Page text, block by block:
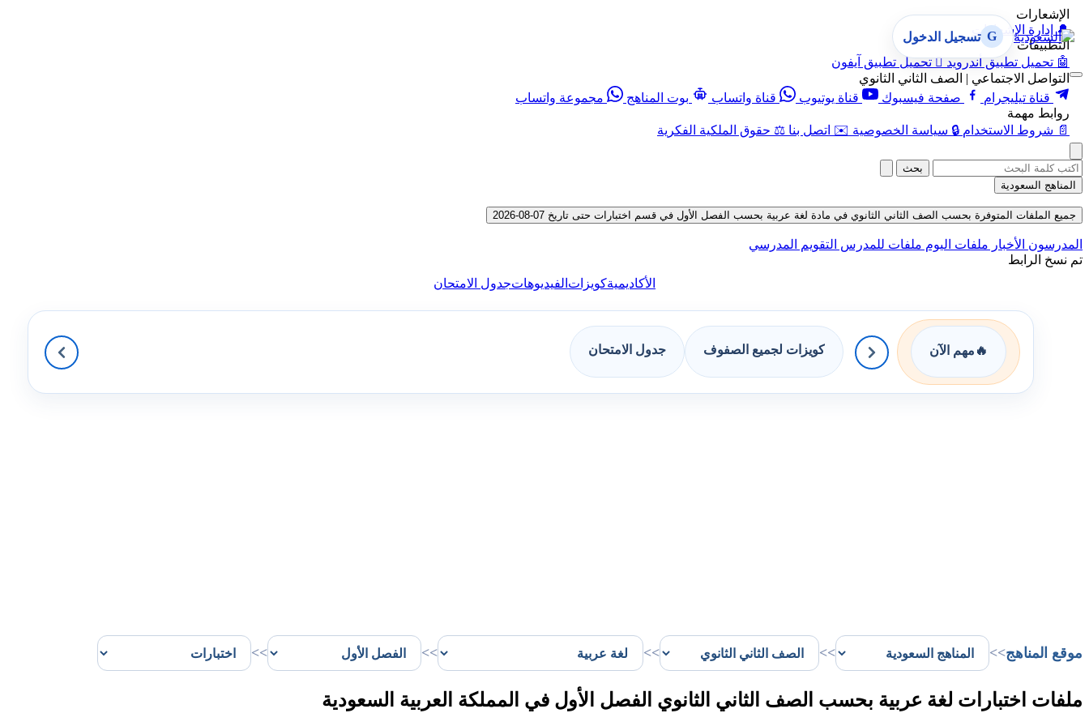
الإشعارات
🔔 إدارة الإشعارات
التطبيقات
🤖 تحميل تطبيق أندرويد  تحميل تطبيق آيفون
التواصل الاجتماعي | الصف الثاني الثانوي
قناة تيليجرام
صفحة فيسبوك قناة يوتيوب قناة واتساب بوت المناهج
مجموعة واتساب
روابط مهمة
📄 شروط الاستخدام 🔒 سياسة الخصوصية ✉️ اتصل بنا ⚖️ حقوق الملكية الفكرية
G تسجيل الدخول
بحث
المناهج السعودية
جميع الملفات المتوفرة بحسب الصف الثاني الثانوي في مادة لغة عربية بحسب الفصل الأول في قسم اختبارات حتى تاريخ 07-08-2026
المدرسون الأخبار ملفات اليوم ملفات للمدرس التقويم المدرسي
تم نسخ الرابط
الأكاديميةكويزات الفيديوهاتجدول الامتحان
🔥 مهم الآن كويزات لجميع الصفوف جدول الامتحان
موقع المناهج>>
>>
>>
>>
>>
ملفات اختبارات لغة عربية بحسب الصف الثاني الثانوي الفصل الأول في المملكة العربية السعودية